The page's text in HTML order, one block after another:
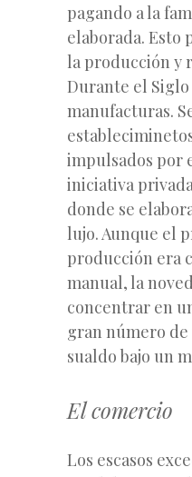
pagando a la
elaborada.
la producción y
Durante el Siglo
manufacturas.
impulsados por
iniciativa
donde se
lujo. Aunque el
producción era
manual, la
concentrar en
gran número
sualdo bajo un
El comercio
Los escasos